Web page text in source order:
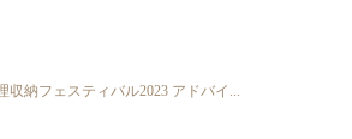
収納フェスティバル2023 アドバイ...